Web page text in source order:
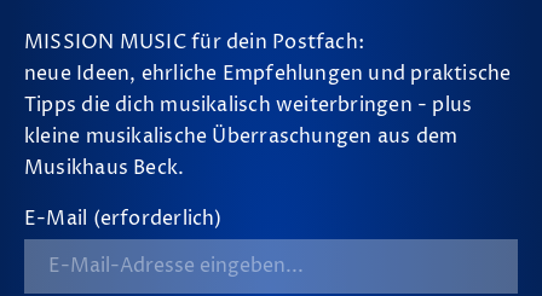
MISSION MUSIC für dein Postfach:
neue Ideen, ehrliche Empfehlungen und praktische
Tipps die dich musikalisch weiterbringen - plus
kleine musikalische Überraschungen aus dem
Musikhaus Beck.
E-Mail (erforderlich)